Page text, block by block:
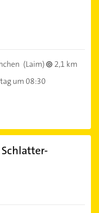
(Laim)
2,1 km
um 08:30